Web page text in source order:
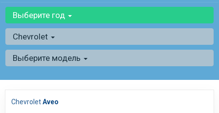
Выберите год
Chevrolet
Выберите модель
ChevroletAveo